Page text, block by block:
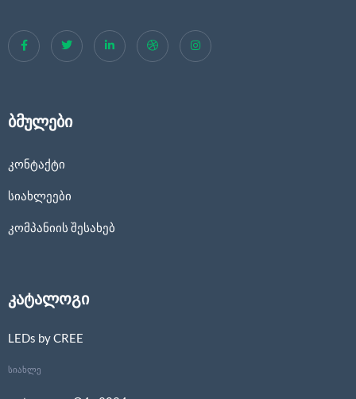
ბმულები
კონტაქტი
სიახლეები
კომპანიის შესახებ
კატალოგი
LEDs by CREE
სიახლე